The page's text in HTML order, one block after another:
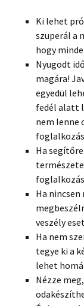
Ki lehet
szuperál a
hogy
Nyugodt
magára!
egyedül
fedél alatt
nem lenne
Ha
Ha nincsen
veszély
Ha nem
tegye ki a
lehet
Nézze